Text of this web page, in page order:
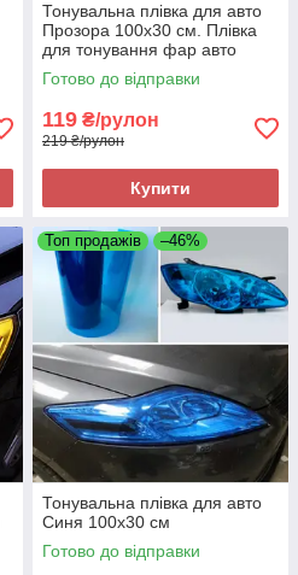
Тонувальна плівка для авто
Прозора 100х30 см. Плівка
для тонування фар авто
Готово до відправки
119 ₴/рулон
219 ₴/рулон
Купити
Топ продажів –46%
Тонувальна плівка для авто
Синя 100х30 см
Готово до відправки